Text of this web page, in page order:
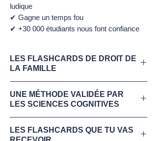
ludique
✔ Gagne un temps fou
✔ +30 000 étudiants nous font confiance
LES FLASHCARDS DE DROIT DE
LA FAMILLE
Flashcards imagées du Droit de la Famille.
❌ Tu as peut-être le sentiment de ne pas
apprendre efficacement
UNE MÉTHODE VALIDÉE PAR
LES SCIENCES COGNITIVES
:augmente la rétention des informations
LES FLASHCARDS QUE TU VAS